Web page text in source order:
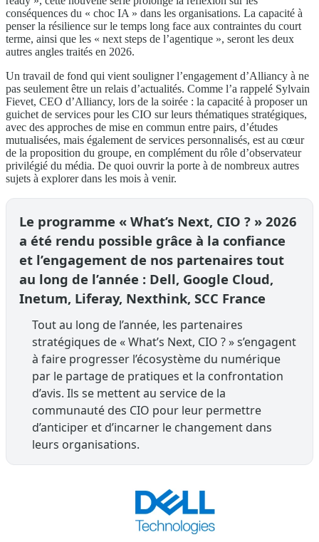
conséquences du « choc IA » dans les organisations. La capacité à
penser la résilience sur le temps long face aux contraintes du court
terme, ainsi que les « next steps de l’agentique », seront les deux
autres angles traités en 2026.
Un travail de fond qui vient souligner l’engagement d’Alliancy à ne
pas seulement être un relais d’actualités. Comme l’a rappelé Sylvain
Fievet, CEO d’Alliancy, lors de la soirée : la capacité à proposer un
guichet de services pour les CIO sur leurs thématiques stratégiques,
avec des approches de mise en commun entre pairs, d’études
mutualisées, mais également de services personnalisés, est au cœur
de la proposition du groupe, en complément du rôle d’observateur
privilégié du média. De quoi ouvrir la porte à de nombreux autres
sujets à explorer dans les mois à venir.
Le programme « What’s Next, CIO ? » 2026
a été rendu possible grâce à la confiance
et l’engagement de nos partenaires tout
au long de l’année : Dell, Google Cloud,
Inetum, Liferay, Nexthink, SCC France
Tout au long de l’année, les partenaires
stratégiques de « What’s Next, CIO ? » s’engagent
à faire progresser l’écosystème du numérique
par le partage de pratiques et la confrontation
d’avis. Ils se mettent au service de la
communauté des CIO pour leur permettre
d’anticiper et d’incarner le changement dans
leurs organisations.